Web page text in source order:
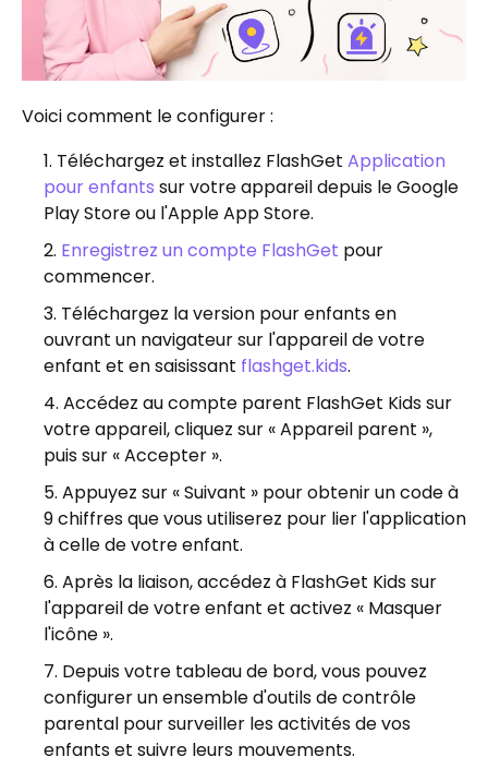
Voici comment le configurer :
Téléchargez et installez FlashGet Application
pour enfants sur votre appareil depuis le Google
Play Store ou l'Apple App Store.
Enregistrez un compte FlashGet pour
commencer.
Téléchargez la version pour enfants en
ouvrant un navigateur sur l'appareil de votre
enfant et en saisissant flashget.kids.
Accédez au compte parent FlashGet Kids sur
votre appareil, cliquez sur « Appareil parent »,
puis sur « Accepter ».
Appuyez sur « Suivant » pour obtenir un code à
9 chiffres que vous utiliserez pour lier l'application
à celle de votre enfant.
Après la liaison, accédez à FlashGet Kids sur
l'appareil de votre enfant et activez « Masquer
l'icône ».
Depuis votre tableau de bord, vous pouvez
configurer un ensemble d'outils de contrôle
parental pour surveiller les activités de vos
enfants et suivre leurs mouvements.